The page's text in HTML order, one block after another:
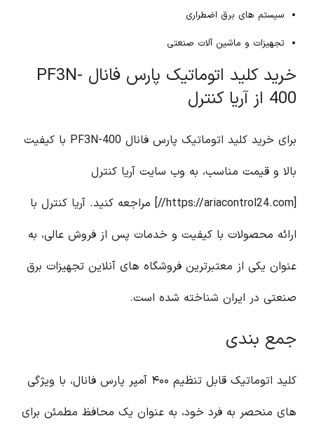
سیستم های برق اضطراری
تجهیزات و ماشین آلات صنعتی
خرید کلید اتوماتیک پارس فانال PF3N-
400 از آریا کنترل
برای خرید کلید اتوماتیک پارس فانال PF3N-400 با کیفیت
بالا و قیمت مناسب، به وب سایت آریا کنترل
[https://ariacontrol24.com//] مراجعه کنید. آریا کنترل با
ارائه محصولات با کیفیت و خدمات پس از فروش عالی، به
عنوان یکی از معتبرترین فروشگاه های آنلاین تجهیزات برق
صنعتی در ایران شناخته شده است.
جمع بندی
کلید اتوماتیک قابل تنظیم ۴۰۰ آمپر پارس فانال، با ویژگی
های منحصر به فرد خود، به عنوان یک محافظ مطمئن برای